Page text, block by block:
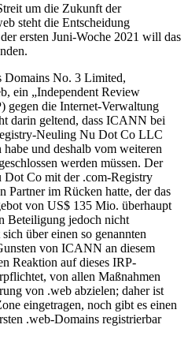
um die Zukunft der
steht die Entscheidung
ersten Juni-Woche 2021 will das
Domains No. 3 Limited,
ein „Independent Review
gegen die Internet-Verwaltung
darin geltend, dass ICANN bei
Neuling Nu Dot Co LLC
habe und deshalb vom weiteren
werden müssen. Der
Dot Co mit der .com-Registry
Partner im Rücken hatte, der das
von US$ 135 Mio. überhaupt
Beteiligung jedoch nicht
über einen so genannten
von ICANN an diesem
Reaktion auf dieses IRP-
von allen Maßnahmen
von .web abzielen; daher ist
eingetragen, noch gibt es einen
.web-Domains registrierbar